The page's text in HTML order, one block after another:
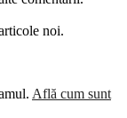
noi.
Află cum sunt